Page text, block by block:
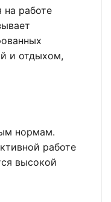
на работе
и отдыхом,
нормам.
работе
высокой